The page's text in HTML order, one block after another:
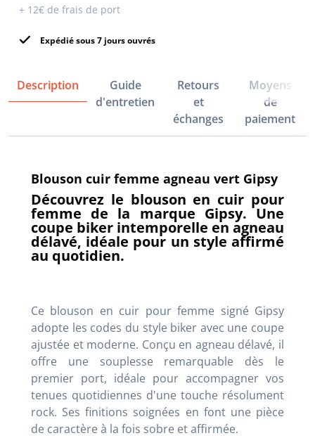
+ 12€ de frais de port
Expédié sous 7 jours ouvrés
Description
Guide
d'entretien
Retours
et
échanges
Moyens
de
paiement
Blouson cuir femme agneau vert Gipsy
Découvrez le blouson en cuir pour
femme de la marque Gipsy. Une
coupe biker intemporelle en agneau
délavé, idéale pour un style affirmé
au quotidien.
Ce blouson en cuir pour femme signé Gipsy
adopte les codes du style biker avec une coupe
ajustée et moderne. Conçu en agneau délavé, il
offre une souplesse remarquable dès le
premier port, idéale pour accompagner vos
tenues quotidiennes d'une touche résolument
rock. Ses finitions soignées en font une pièce
de caractère à la fois sobre et affirmée.